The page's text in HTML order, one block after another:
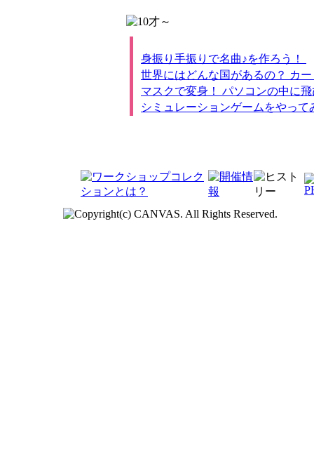
身振り手振りで名曲♪を作ろう！
世界にはどんな国があるの？ カ
マスクで変身！ パソコンの中に
シミュレーションゲームをやって